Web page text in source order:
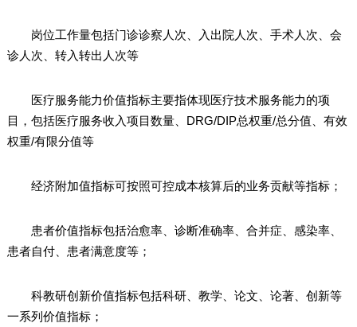
岗位工作量包括门诊诊察人次、入出院人次、手术人次、会
诊人次、转入转出人次等
医疗服务能力价值指标主要指体现医疗技术服务能力的项
目，包括医疗服务收入项目数量、DRG/DIP总权重/总分值、有效
权重/有限分值等
经济附加值指标可按照可控成本核算后的业务贡献等指标；
患者价值指标包括治愈率、诊断准确率、合并症、感染率、
患者自付、患者满意度等；
科教研创新价值指标包括科研、教学、论文、论著、创新等
一系列价值指标；